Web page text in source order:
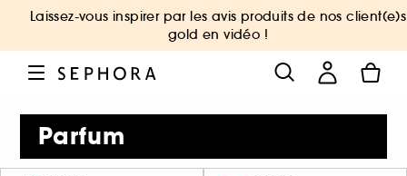
Laissez-vous inspirer par les avis produits de nos client(e)s
gold en vidéo !
Parfum